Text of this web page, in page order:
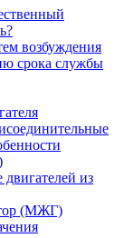
возбуждения
срока службы
двигателей из
(МЖГ)